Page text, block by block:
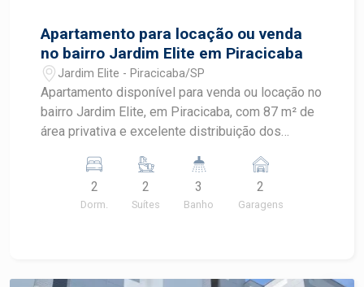
Apartamento para locação ou venda
no bairro Jardim Elite em Piracicaba
Jardim Elite - Piracicaba/SP
Apartamento disponível para venda ou locação no
bairro Jardim Elite, em Piracicaba, com 87 m² de
área privativa e excelente distribuição dos
oferece mais privacidade, vista privilegiada e a
agradável incidência do sol da manhã,
proporcionando conforto e bem-estar em uma
2
Dorm.
2
Suítes
3
Banho
2
Garagens